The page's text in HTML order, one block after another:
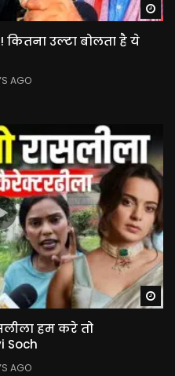
उल्टा बोलता है ये
AGO
हम करे तो
Soch
AGO